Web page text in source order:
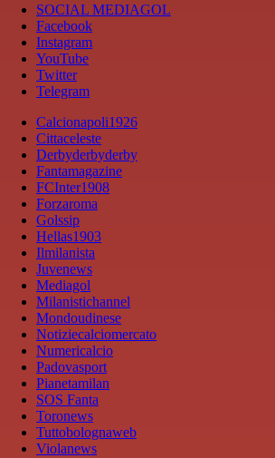
SOCIAL MEDIAGOL
Facebook
Instagram
YouTube
Twitter
Telegram
Calcionapoli1926
Cittaceleste
Derbyderbyderby
Fantamagazine
FCInter1908
Forzaroma
Golssip
Hellas1903
Ilmilanista
Juvenews
Mediagol
Milanistichannel
Mondoudinese
Notiziecalciomercato
Numericalcio
Padovasport
Pianetamilan
SOS Fanta
Toronews
Tuttobolognaweb
Violanews